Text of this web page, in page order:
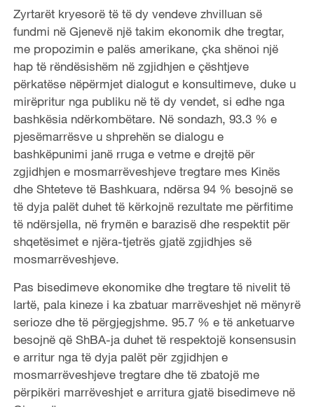
Zyrtarët kryesorë të të dy vendeve zhvilluan së
fundmi në Gjenevë një takim ekonomik dhe tregtar,
me propozimin e palës amerikane, çka shënoi një
hap të rëndësishëm në zgjidhjen e çështjeve
përkatëse nëpërmjet dialogut e konsultimeve, duke u
mirëpritur nga publiku në të dy vendet, si edhe nga
bashkësia ndërkombëtare. Në sondazh, 93.3 % e
pjesëmarrësve u shprehën se dialogu e
bashkëpunimi janë rruga e vetme e drejtë për
zgjidhjen e mosmarrëveshjeve tregtare mes Kinës
dhe Shteteve të Bashkuara, ndërsa 94 % besojnë se
të dyja palët duhet të kërkojnë rezultate me përfitime
të ndërsjella, në frymën e barazisë dhe respektit për
shqetësimet e njëra-tjetrës gjatë zgjidhjes së
mosmarrëveshjeve.
Pas bisedimeve ekonomike dhe tregtare të nivelit të
lartë, pala kineze i ka zbatuar marrëveshjet në mënyrë
serioze dhe të përgjegjshme. 95.7 % e të anketuarve
besojnë që ShBA-ja duhet të respektojë konsensusin
e arritur nga të dyja palët për zgjidhjen e
mosmarrëveshjeve tregtare dhe të zbatojë me
përpikëri marrëveshjet e arritura gjatë bisedimeve në